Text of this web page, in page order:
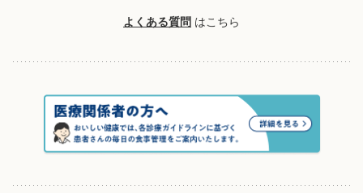
よくある質問 はこちら